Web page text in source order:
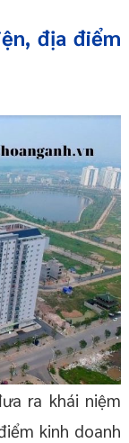
địa điểm
ra khái niệm
kinh doanh